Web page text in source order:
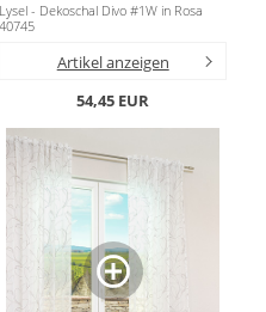
Lysel - Dekoschal Divo #1W in Rosa
40745
Artikel anzeigen
54,45 EUR